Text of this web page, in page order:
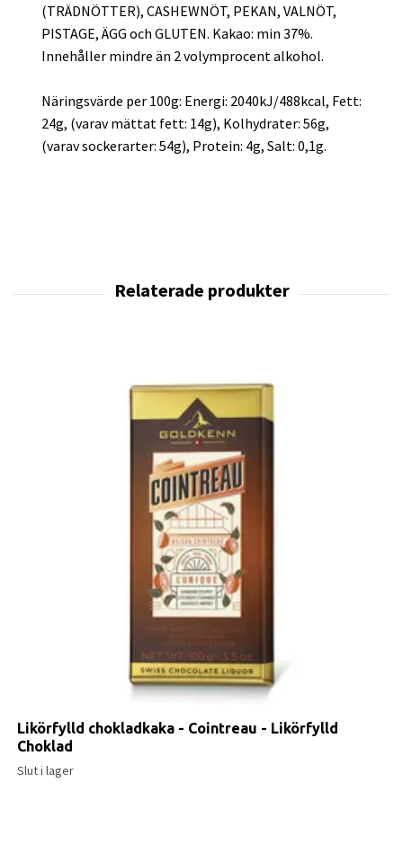
(TRÄDNÖTTER), CASHEWNÖT, PEKAN, VALNÖT,
PISTAGE, ÄGG och GLUTEN. Kakao: min 37%.
Innehåller mindre än 2 volymprocent alkohol.
Näringsvärde per 100g: Energi: 2040kJ/488kcal, Fett:
24g, (varav mättat fett: 14g), Kolhydrater: 56g,
(varav sockerarter: 54g), Protein: 4g, Salt: 0,1g.
Likörfylld chokladkaka - Cointreau - Likörfylld
Choklad
Slut i lager